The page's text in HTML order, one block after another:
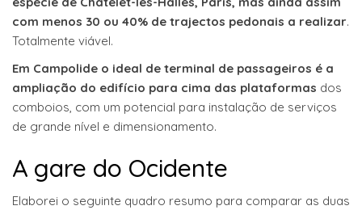
com menos 30 ou 40% de trajectos pedonais a realizar.
Totalmente viável.
Em Campolide o ideal de terminal de passageiros é a
ampliação do edifício para cima das plataformas dos
comboios, com um potencial para instalação de serviços
de grande nível e dimensionamento.
A gare do Ocidente
Elaborei o seguinte quadro resumo para comparar as duas